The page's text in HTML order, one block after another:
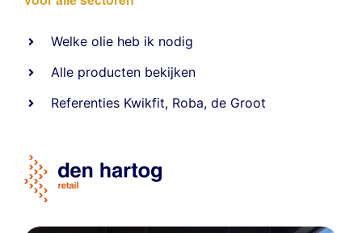
Welke olie heb ik nodig
Alle producten bekijken
Referenties Kwikfit, Roba,de Groot